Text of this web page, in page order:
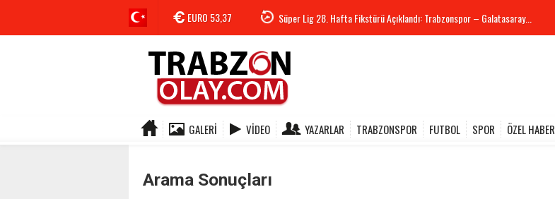
EURO53,37 Süper Lig 28. Hafta Fikstürü Açıklandı: Trabzonspor – Galatasaray...
GALERI VIDEO YAZARLAR TRABZONSPOR FUTBOL SPOR ÖZEL HABER
Arama Sonuçları